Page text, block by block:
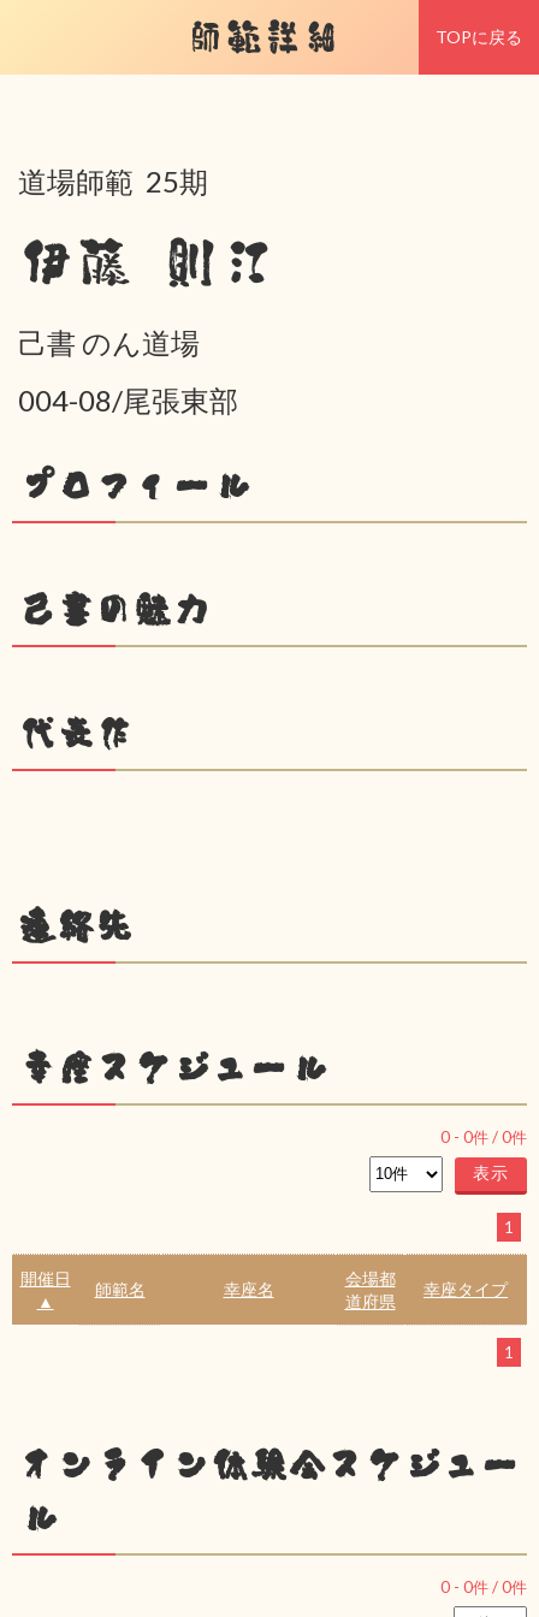
師範詳細 TOPに戻る
道場師範 25期
伊藤 則江
己書 のん道場
004-08/尾張東部
プロフィール
己書の魅力
代表作
連絡先
幸座スケジュール
0 - 0件 /0件
1
開催日
▲
師範名 幸座名
会場都
道府県
幸座タイプ
1
オンライン体験会スケジュー
ル
0 - 0件 /0件